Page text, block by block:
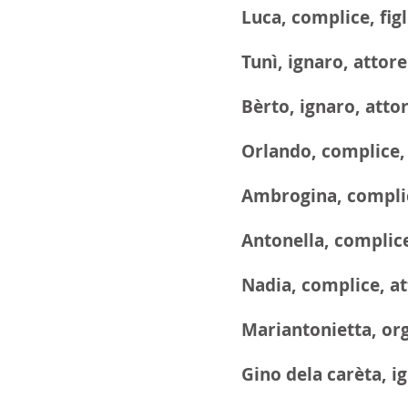
Luca, complice,
Tunì, ignaro,
Bèrto, ignaro,
Orlando,
Ambrogina,
Antonella,
Nadia, complice,
Mariantonietta,
Gino dela carèta,